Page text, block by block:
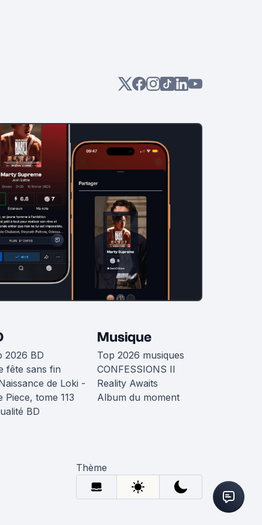
2026 BD
fête sans fin
de Loki -
Piece, tome 113
BD
Musique
Top 2026 musiques
CONFESSIONS II
Reality Awaits
Album du moment
Thème